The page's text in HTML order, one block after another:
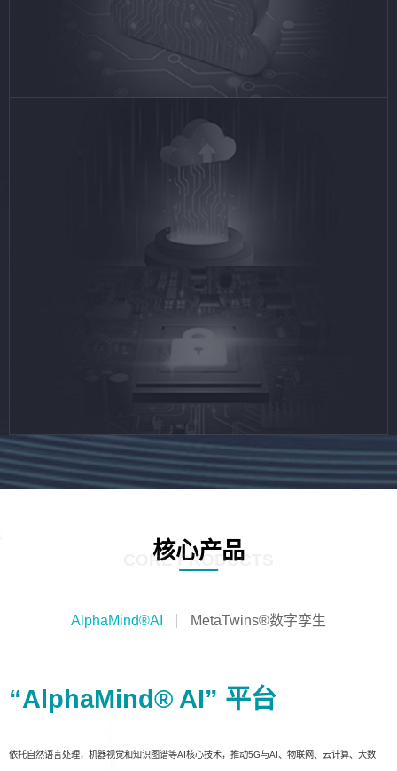
核心产品
CORE PRODUCTS
AlphaMind®AI MetaTwins®数字孪生
“AlphaMind® AI” 平台
依托自然语言处理，机器视觉和知识图谱等AI核心技术，推动5G与AI、物联网、云计算、大数